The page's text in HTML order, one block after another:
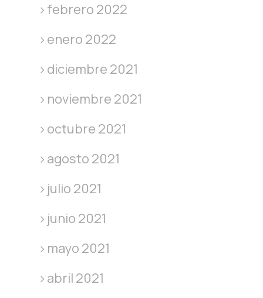
febrero 2022
enero 2022
diciembre 2021
noviembre 2021
octubre 2021
agosto 2021
julio 2021
junio 2021
mayo 2021
abril 2021